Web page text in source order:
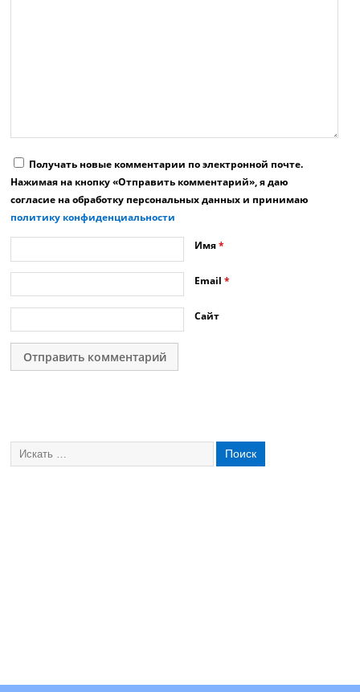
Получать новые комментарии по электронной почте.
Нажимая на кнопку «Отправить комментарий», я даю
согласие на обработку персональных данных и принимаю
политику конфиденциальности
Имя*
Email*
Сайт